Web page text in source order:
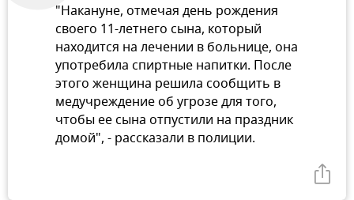
"Накануне, отмечая день рождения
своего 11-летнего сына, который
находится на лечении в больнице, она
употребила спиртные напитки. После
этого женщина решила сообщить в
медучреждение об угрозе для того,
чтобы ее сына отпустили на праздник
домой", - рассказали в полиции.